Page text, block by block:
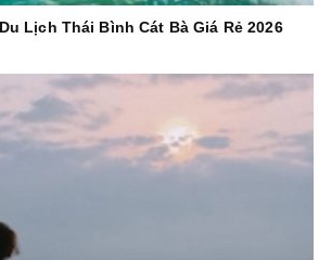
Lịch Thái Bình Cát Bà Giá Rẻ 2026